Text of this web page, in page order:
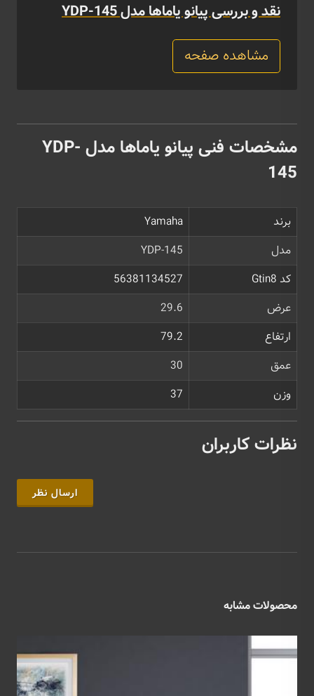
نقد و بررسی پیانو یاماها مدل YDP-145
مشاهده صفحه
مشخصات فنی پیانو یاماها مدل YDP-
145
برند
Yamaha
مدل
YDP-145
کد Gtin8
56381134527
عرض
29.6
ارتفاع
79.2
عمق
30
وزن
37
نظرات کاربران
ارسال نظر
محصولات مشابه